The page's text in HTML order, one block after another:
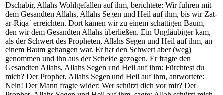
Dschabir, Allahs Wohlgefallen auf ihm, berichtete: Wir fuhren mit
dem Gesandten Allahs, Allahs Segen und Heil auf ihm, bis wir Zat-
ar-Riqa` erreichten. Dort kamen wir zu einem schattigen Baum,
den wir dem Gesandten Allahs überließen. Ein Ungläubiger kam,
als der Schwert des Propheten, Allahs Segen und Heil auf ihm, an
einem Baum gehangen war. Er hat den Schwert aber (weg)
genommen und ihn aus der Scheide gezogen. Er fragte den
Gesandten Allahs, Allahs Segen und Heil auf ihm: Fürchtest du
mich? Der Prophet, Allahs Segen und Heil auf ihm, antwortete:
Nein! Der Mann fragte wider: Wer schützt dich vor mir? Der